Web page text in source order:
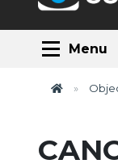
Menu